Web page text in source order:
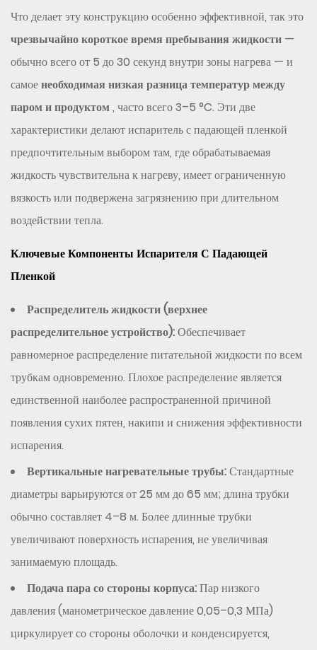
Падающая
пленка
в
сравнении
с
типами
испарителей:
где
подходит
из
них
Объяснение
конфигураций
с
одинарным,
и
тройным
эффектом
3.1
Steam
как
критерий
выбора
Критические
параметры
конструкции,
Что делает эту конструкцию особенно эффективной, так это
чрезвычайно короткое время пребывания жидкости —
обычно всего от 5 до 30 секунд внутри зоны нагрева — и
самоенеобходимая низкая разница температур между
паром и продуктом, часто всего 3–5 °C. Эти две
характеристики делают испаритель с падающей пленкой
предпочтительным выбором там, где обрабатываемая
жидкость чувствительна к нагреву, имеет ограниченную
вязкость или подвержена загрязнению при длительном
воздействии тепла.
Ключевые Компоненты Испарителя С Падающей
Пленкой
Распределитель жидкости (верхнее
распределительное устройство):Обеспечивает
равномерное распределение питательной жидкости по всем
трубкам одновременно. Плохое распределение является
единственной наиболее распространенной причиной
появления сухих пятен, накипи и снижения эффективности
испарения.
Вертикальные нагревательные трубы:Стандартные
диаметры варьируются от 25 мм до 65 мм; длина трубки
обычно составляет 4–8 м. Более длинные трубки
увеличивают поверхность испарения, не увеличивая
занимаемую площадь.
Подача пара со стороны корпуса:Пар низкого
давления (манометрическое давление 0,05–0,3 МПа)
циркулирует со стороны оболочки и конденсируется,